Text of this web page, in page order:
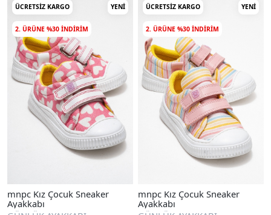
ÜCRETSIZ KARGO YENI
2. ÜRÜNE %30 INDIRIM
mnpc Kız Çocuk Sneaker
Ayakkabı
ÜCRETSIZ KARGO YENI
2. ÜRÜNE %30 INDIRIM
mnpc Kız Çocuk Sneaker
Ayakkabı